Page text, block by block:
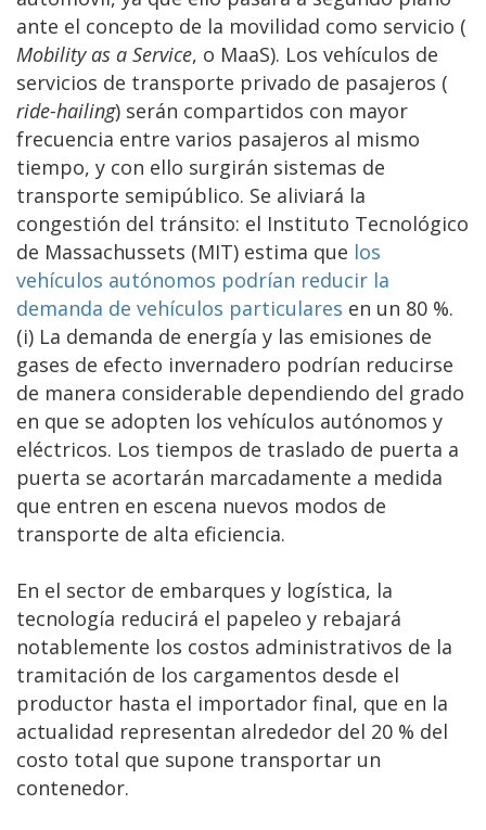
ante el concepto de la movilidad como servicio (
Mobility as a Service, o MaaS). Los vehículos de
servicios de transporte privado de pasajeros (
ride-hailing) serán compartidos con mayor
frecuencia entre varios pasajeros al mismo
tiempo, y con ello surgirán sistemas de
transporte semipúblico. Se aliviará la
congestión del tránsito: el Instituto Tecnológico
de Massachussets (MIT) estima que los
vehículos autónomos podrían reducir la
demanda de vehículos particulares en un 80 %.
(i) La demanda de energía y las emisiones de
gases de efecto invernadero podrían reducirse
de manera considerable dependiendo del grado
en que se adopten los vehículos autónomos y
eléctricos. Los tiempos de traslado de puerta a
puerta se acortarán marcadamente a medida
que entren en escena nuevos modos de
transporte de alta eficiencia.
En el sector de embarques y logística, la
tecnología reducirá el papeleo y rebajará
notablemente los costos administrativos de la
tramitación de los cargamentos desde el
productor hasta el importador final, que en la
actualidad representan alrededor del 20 % del
costo total que supone transportar un
contenedor.